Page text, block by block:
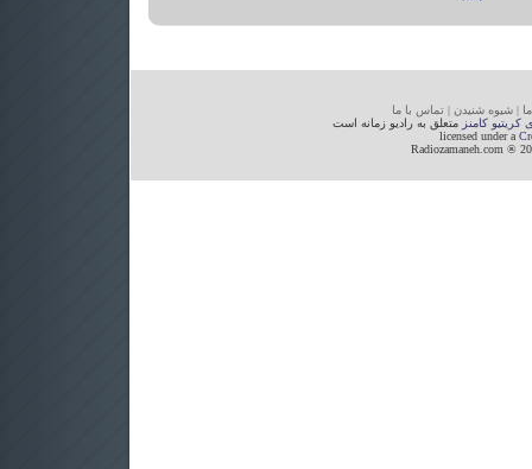
|شیوه شنیدن |تماس با ما
کریتیو کامنز متعلق به رادیو زمانه است
licensed under a